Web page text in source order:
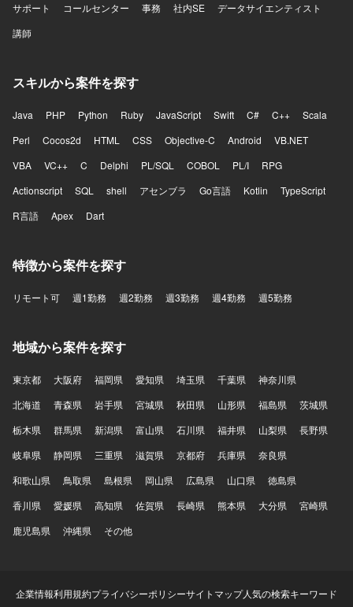
サポート
コールセンター 事務 社内SE
データサイエンティスト
講師
スキルから案件を探す
Java PHP Python Ruby JavaScript Swift C# C++
Scala
Perl
Cocos2d HTML CSS Objective-C Android
VB.NET
VBA
VC++ C Delphi PL/SQL COBOL PL/I
RPG
Actionscript
SQL shell アセンブラ Go言語 Kotlin
TypeScript
R言語
Apex Dart
特徴から案件を探す
リモート可 週1勤務 週2勤務 週3勤務 週4勤務 週5勤務
地域から案件を探す
東京都 大阪府 福岡県 愛知県 埼玉県 千葉県
神奈川県
北海道
青森県 岩手県 宮城県 秋田県 山形県 福島県
茨城県
栃木県
群馬県 新潟県 富山県 石川県 福井県 山梨県
長野県
岐阜県
静岡県 三重県 滋賀県 京都府 兵庫県
奈良県
和歌山県
鳥取県 島根県 岡山県 広島県 山口県
徳島県
香川県
愛媛県 高知県 佐賀県 長崎県 熊本県 大分県
宮崎県
鹿児島県
沖縄県 その他
企業情報利用規約プライバシーポリシーサイトマップ人気の検索キーワード